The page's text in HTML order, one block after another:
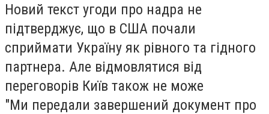
Новий текст угоди про надра не
підтверджує, що в США почали
сприймати Україну як рівного та гідного
партнера. Але відмовлятися від
переговорів Київ також не може
"Ми передали завершений документ про